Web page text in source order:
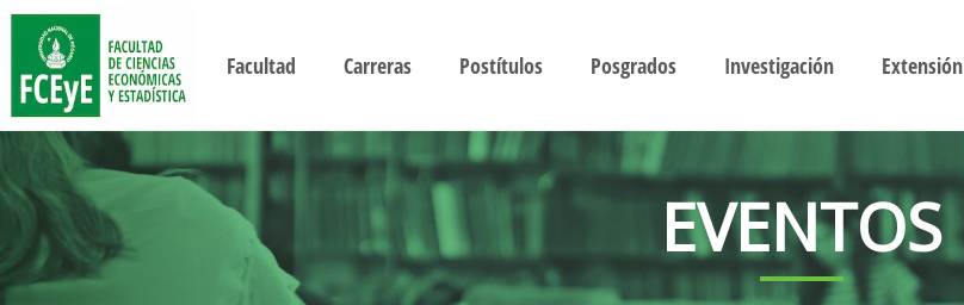
Facultad Carreras Postítulos Posgrados Investigación Extensión
EVENTOS